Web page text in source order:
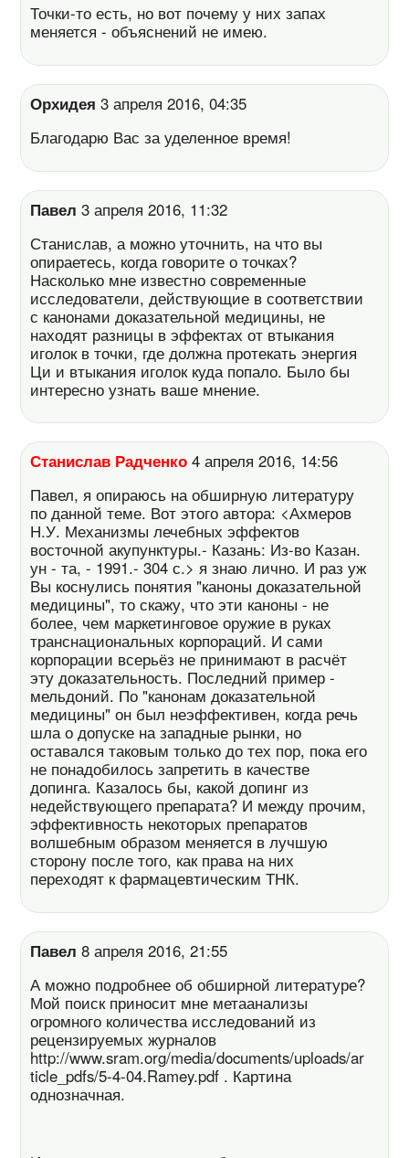
Точки-то есть, но вот почему у них запах
меняется - объяснений не имею.
Орхидея 3 апреля 2016, 04:35
Благодарю Вас за уделенное время!
Павел 3 апреля 2016, 11:32
Станислав, а можно уточнить, на что вы
опираетесь, когда говорите о точках?
Насколько мне известно современные
исследователи, действующие в соответствии
с канонами доказательной медицины, не
находят разницы в эффектах от втыкания
иголок в точки, где должна протекать энергия
Ци и втыкания иголок куда попало. Было бы
интересно узнать ваше мнение.
Станислав Радченко 4 апреля 2016, 14:56
Павел, я опираюсь на обширную литературу
по данной теме. Вот этого автора: <Ахмеров
Н.У. Механизмы лечебных эффектов
восточной акупунктуры.- Казань: Из-во Казан.
ун - та, - 1991.- 304 с.> я знаю лично. И раз уж
Вы коснулись понятия "каноны доказательной
медицины", то скажу, что эти каноны - не
более, чем маркетинговое оружие в руках
транснациональных корпораций. И сами
корпорации всерьёз не принимают в расчёт
эту доказательность. Последний пример -
мельдоний. По "канонам доказательной
медицины" он был неэффективен, когда речь
шла о допуске на западные рынки, но
оставался таковым только до тех пор, пока его
не понадобилось запретить в качестве
допинга. Казалось бы, какой допинг из
недействующего препарата? И между прочим,
эффективность некоторых препаратов
волшебным образом меняется в лучшую
сторону после того, как права на них
переходят к фармацевтическим ТНК.
Павел 8 апреля 2016, 21:55
А можно подробнее об обширной литературе?
Мой поиск приносит мне метаанализы
огромного количества исследований из
рецензируемых журналов
http://www.sram.org/media/documents/uploads/ar
ticle_pdfs/5-4-04.Ramey.pdf . Картина
однозначная.